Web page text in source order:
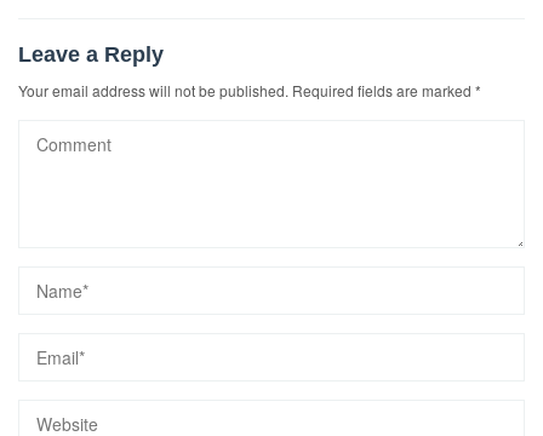
Leave a Reply
Your email address will not be published. Required fields are marked *